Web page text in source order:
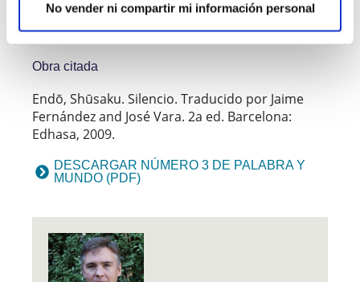
No vender ni compartir mi información personal
Mundousando nuestraspreguntas para
debatir?
Obra citada
Endō, Shūsaku. Silencio. Traducido por Jaime
Fernández and José Vara. 2a ed. Barcelona:
Edhasa, 2009.
DESCARGAR NÚMERO 3 DE PALABRA Y
MUNDO (PDF)